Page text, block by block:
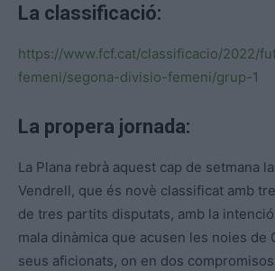
La classificació:
https://www.fcf.cat/classificacio/2022/
femeni/segona-divisio-femeni/grup-1
La propera jornada:
La Plana rebrà aquest cap de setmana
Vendrell, que és novè classificat amb
de tres partits disputats, amb la
mala dinàmica que acusen les noies de
seus aficionats, on en dos